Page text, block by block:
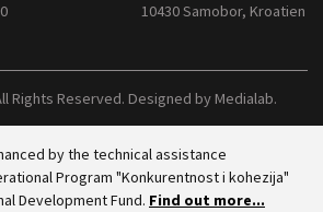
10430 Samobor, Kroatien
Rights Reserved. Designed byMedialab.
by the technical assistance
Program "Konkurentnost i kohezija"
Development Fund. Find out more...